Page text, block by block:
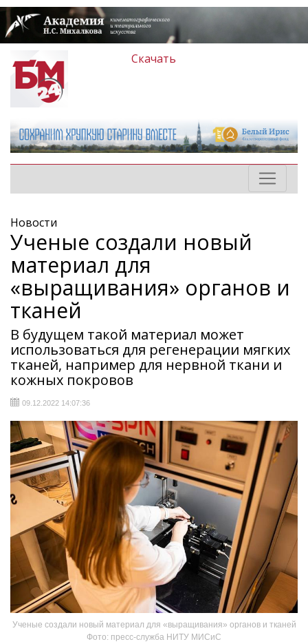
Скачать
Новости
Ученые создали новый
материал для
«выращивания» органов и
тканей
В будущем такой материал может
использоваться для регенерации мягких
тканей, например для нервной ткани и
кожных покровов
09.12.2022 14:07:36
Ученые создали новый материал для «выращивания» органов и тканей
Фото: пресс-служба НИТУ МИСиС